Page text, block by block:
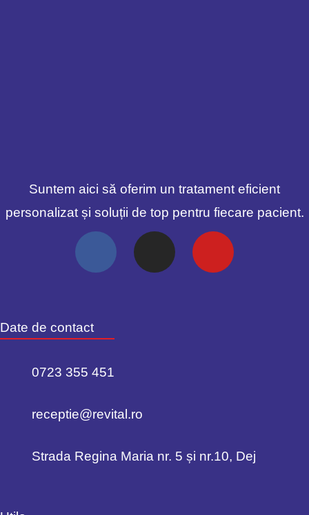
Suntem aici să oferim un tratament eficient
personalizat și soluții de top pentru fiecare pacient.
Date de contact
0723 355 451
receptie@revital.ro
Strada Regina Maria nr. 5 și nr.10, Dej